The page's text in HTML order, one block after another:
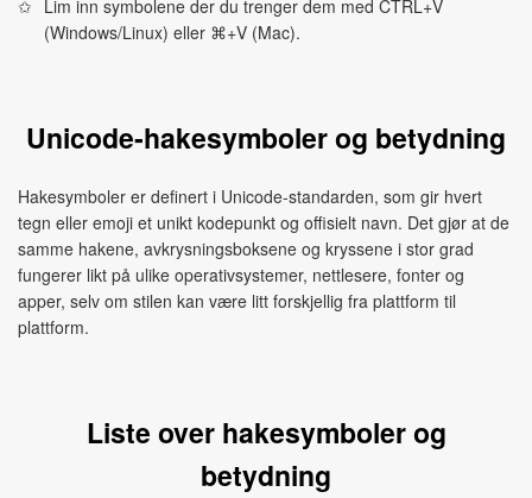
Lim inn symbolene der du trenger dem med CTRL+V
(Windows/Linux) eller ⌘+V (Mac).
Unicode‑hakesymboler og betydning
Hakesymboler er definert i Unicode‑standarden, som gir hvert
tegn eller emoji et unikt kodepunkt og offisielt navn. Det gjør at de
samme hakene, avkrysningsboksene og kryssene i stor grad
fungerer likt på ulike operativsystemer, nettlesere, fonter og
apper, selv om stilen kan være litt forskjellig fra plattform til
plattform.
Liste over hakesymboler og
betydning